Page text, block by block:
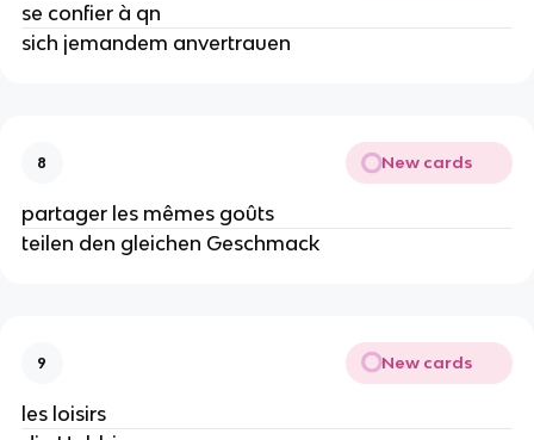
se confier à qn
sich jemandem anvertrauen
8 New cards
partager les mêmes goûts
teilen den gleichen Geschmack
9 New cards
les loisirs